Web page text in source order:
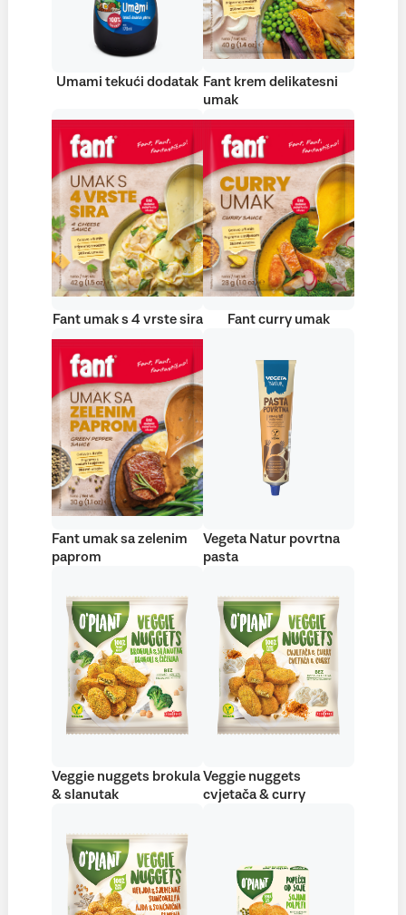
Umami tekući dodatak Fant krem delikatesni
umak
Fant umak s 4 vrste sira Fant curry umak
Fant umak sa zelenim
paprom
Vegeta Natur povrtna
pasta
Veggie nuggets brokula
& slanutak
Veggie nuggets
cvjetača & curry